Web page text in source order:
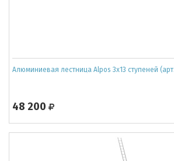
Алюминиевая лестница Alpos 3x13 ступеней
48 200